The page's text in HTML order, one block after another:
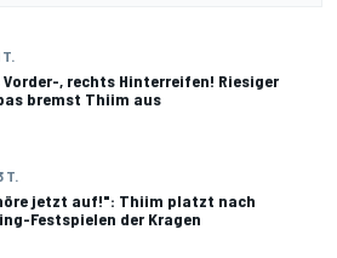
T.
Vorder-, rechts Hinterreifen! Riesiger
bremst Thiim aus
T.
jetzt auf!": Thiim platzt nach
Festspielen der Kragen